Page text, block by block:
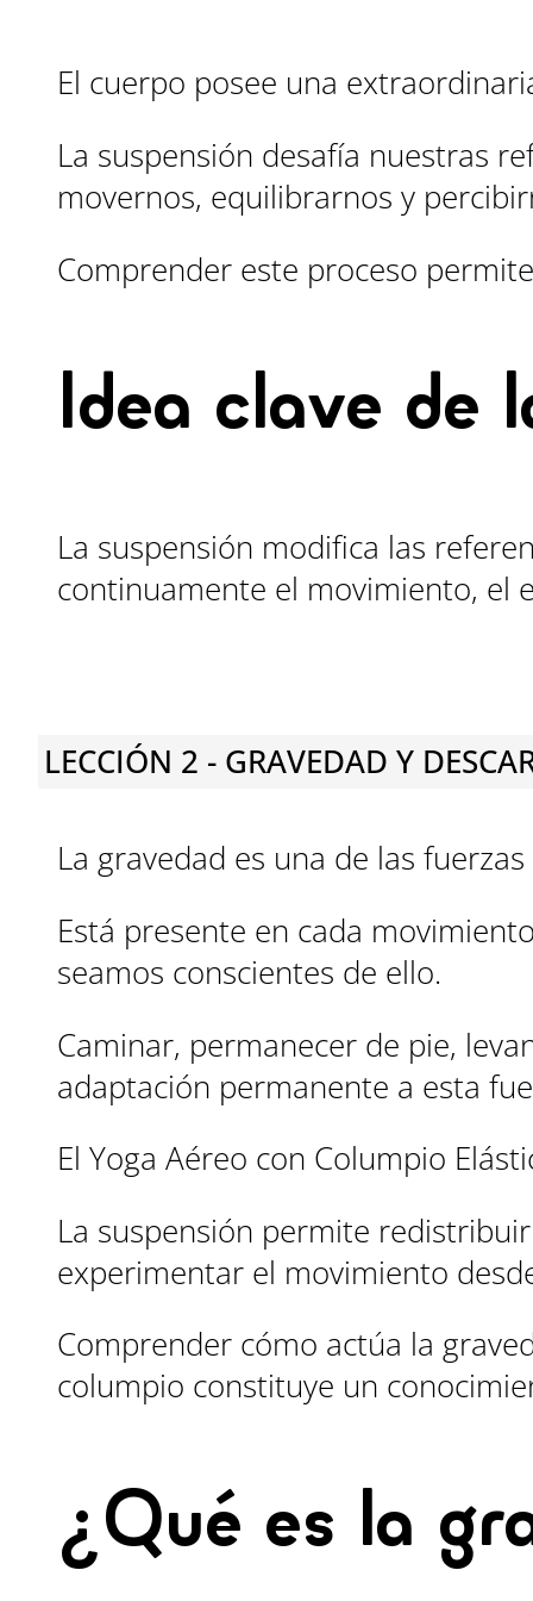
El cuerpo posee una
La suspensión desafía nuestras
movernos, equilibrarnos y
Comprender este proceso
Idea clave de
La suspensión modifica las
continuamente el movimiento, el
LECCIÓN 2 - GRAVEDAD Y
La gravedad es una de las
Está presente en cada
seamos conscientes de ello.
Caminar, permanecer de pie,
adaptación permanente a esta
El Yoga Aéreo con Columpio
La suspensión permite
experimentar el movimiento
Comprender cómo actúa la
columpio constituye un
¿Qué es la